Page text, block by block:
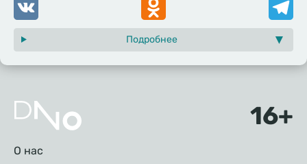
VK Odnoklassniki
Подробнее
Подвал
О нас